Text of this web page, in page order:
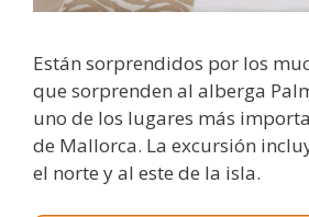
Están sorprendidos por los
que sorprenden al alberga
uno de los lugares más
de Mallorca. La excursión
el norte y al este de la isla.